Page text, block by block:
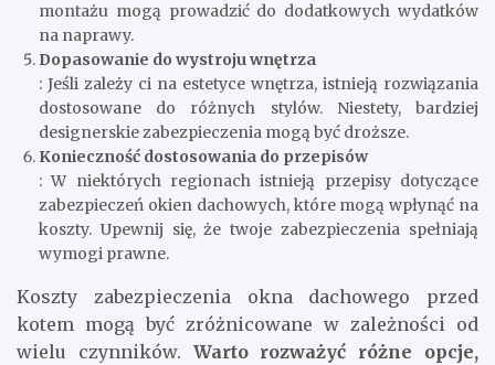
montażu mogą prowadzić do dodatkowych wydatków
na naprawy.
Dopasowanie do wystroju wnętrza
: Jeśli zależy ci na estetyce wnętrza, istnieją rozwiązania
dostosowane do różnych stylów. Niestety, bardziej
designerskie zabezpieczenia mogą być droższe.
Konieczność dostosowania do przepisów
: W niektórych regionach istnieją przepisy dotyczące
zabezpieczeń okien dachowych, które mogą wpłynąć na
koszty. Upewnij się, że twoje zabezpieczenia spełniają
wymogi prawne.
Koszty zabezpieczenia okna dachowego przed
kotem mogą być zróżnicowane w zależności od
wielu czynników. Warto rozważyć różne opcje,